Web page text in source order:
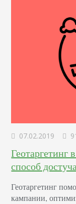
07.02.2019
Геотаргетинг
способ
Геотаргетинг
кампании,